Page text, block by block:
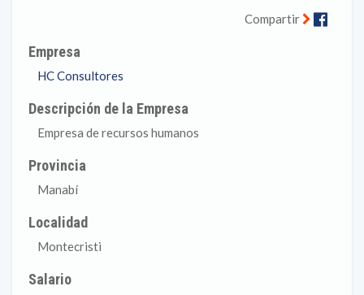
Compartir
Empresa
HC Consultores
Descripción de la Empresa
Empresa de recursos humanos
Provincia
Manabí
Localidad
Montecristi
Salario